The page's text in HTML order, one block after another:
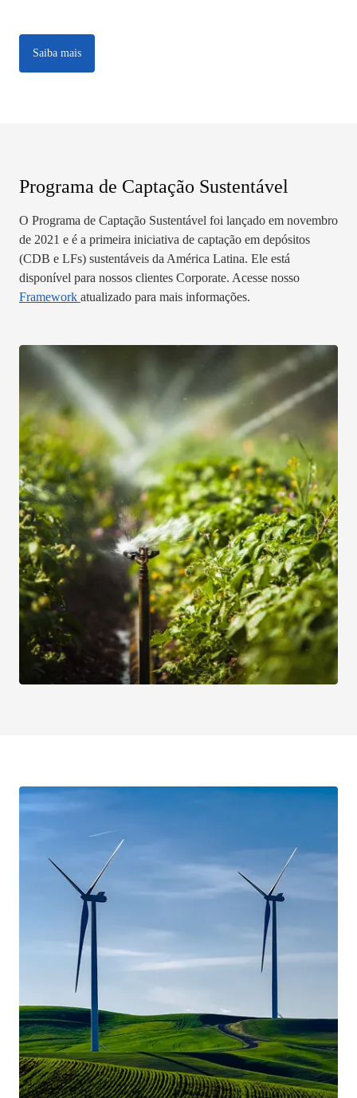
Saiba mais
Programa de Captação Sustentável
O Programa de Captação Sustentável foi lançado em novembro
de 2021 e é a primeira iniciativa de captação em depósitos
(CDB e LFs) sustentáveis da América Latina. Ele está
disponível para nossos clientes Corporate. Acesse nosso
Framework atualizado para mais informações.